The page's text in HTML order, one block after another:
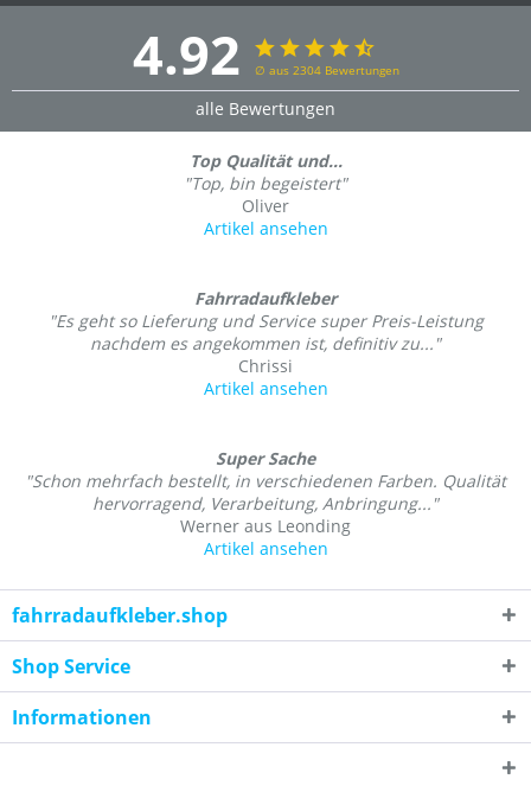
4.92 ∅ aus 2304 Bewertungen
alle Bewertungen
Top Qualität und...
"Top, bin begeistert"
Oliver
Artikel ansehen
Fahrradaufkleber
"Es geht so Lieferung und Service super Preis-Leistung
nachdem es angekommen ist, definitiv zu..."
Chrissi
Artikel ansehen
Super Sache
"Schon mehrfach bestellt, in verschiedenen Farben. Qualität
hervorragend, Verarbeitung, Anbringung..."
Werner aus Leonding
Artikel ansehen
fahrradaufkleber.shop
Shop Service
Informationen